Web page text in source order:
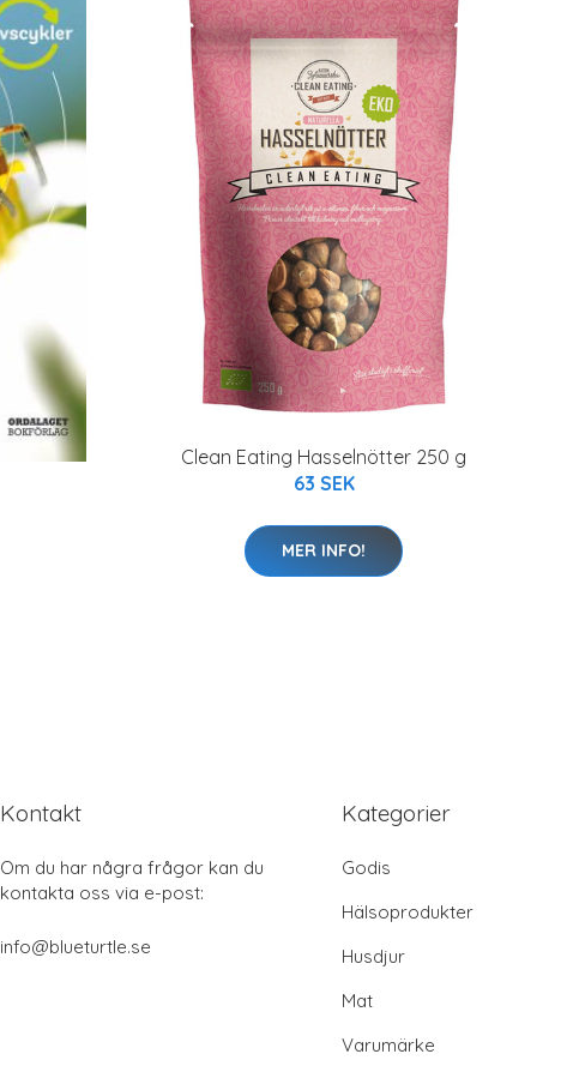
Clean Eating Hasselnötter 250 g
63 SEK
MER INFO!
Kontakt
Om du har några frågor kan du
kontakta oss via e-post:
info@blueturtle.se
Kategorier
Godis
Hälsoprodukter
Husdjur
Mat
Varumärke